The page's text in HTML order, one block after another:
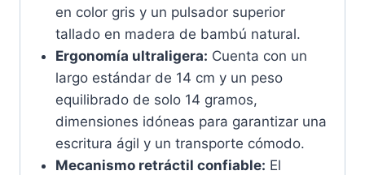
en color gris y un pulsador superior
tallado en madera de bambú natural.
Ergonomía ultraligera: Cuenta con un
largo estándar de 14 cm y un peso
equilibrado de solo 14 gramos,
dimensiones idóneas para garantizar una
escritura ágil y un transporte cómodo.
Mecanismo retráctil confiable: El